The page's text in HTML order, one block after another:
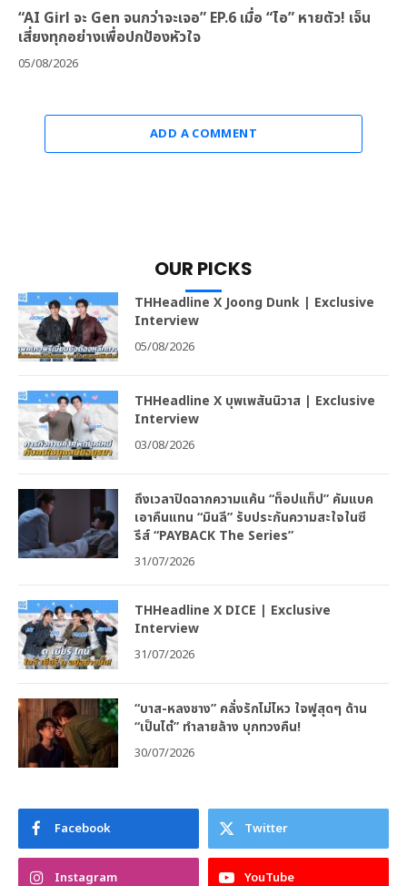
“AI Girl จะ Gen จนกว่าจะเจอ” EP.6 เมื่อ “ไอ” หายตัว! เจ็น
เสี่ยงทุกอย่างเพื่อปกป้องหัวใจ
05/08/2026
ADD A COMMENT
OUR PICKS
THHeadline X Joong Dunk | Exclusive
Interview
05/08/2026
THHeadline X บุพเพสันนิวาส | Exclusive
Interview
03/08/2026
ถึงเวลาปิดฉากความแค้น “ท็อปแท็ป” คัมแบค
เอาคืนแทน “มินลี” รับประกันความสะใจในซี
รีส์ “PAYBACK The Series”
31/07/2026
THHeadline X DICE | Exclusive
Interview
31/07/2026
“บาส-หลงชาง” คลั่งรักไม่ไหว ใจฟูสุดๆ ด้าน
“เป็นไต๋” ทำลายล้าง บุกทวงคืน!
30/07/2026
Facebook Twitter
Instagram YouTube